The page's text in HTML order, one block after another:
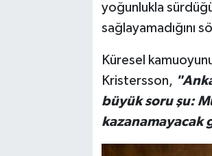
yoğunlukla
sağlayamadığını
Küresel
Kristersson,
büyük soru şu:
kazanamayacak